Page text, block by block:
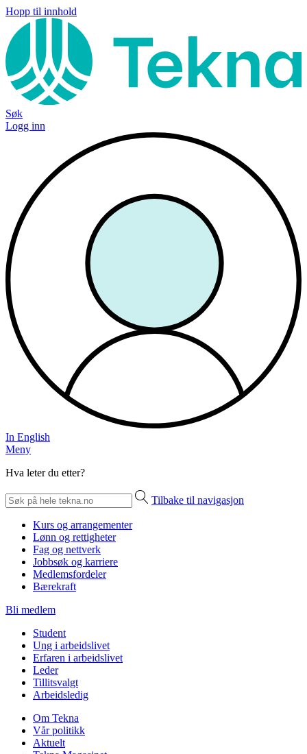
Hopp til innhold
Søk
Logg inn
In English
Meny
Hva leter du etter?
Tilbake til navigasjon
Kurs og arrangementer
Lønn og rettigheter
Fag og nettverk
Jobbsøk og karriere
Medlemsfordeler
Bærekraft
Bli medlem
Student
Ung i arbeidslivet
Erfaren i arbeidslivet
Leder
Tillitsvalgt
Arbeidsledig
Om Tekna
Vår politikk
Aktuelt